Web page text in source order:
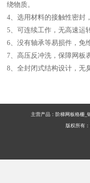
绕物质。
4、选用材料的接触性密封
5、可连续工作，无高速运
6、没有轴承等易损件，免
7、高压反冲洗，保障网板
8、全封闭式结构设计，无
主营产品：阶梯网板格栅_
版权所有